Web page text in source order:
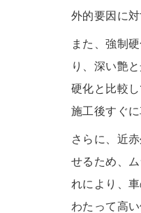
外的要因に
また、強制
り、深い艶
硬化と比較
施工後すぐ
さらに、近
せるため、
れにより、
わたって高